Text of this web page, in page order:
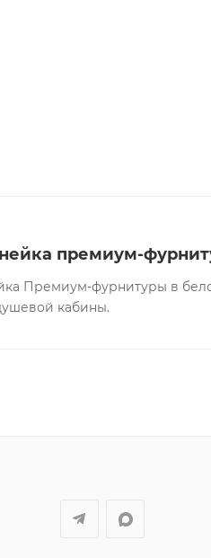
премиум-
Премиум-фурнитуры в
кабины.